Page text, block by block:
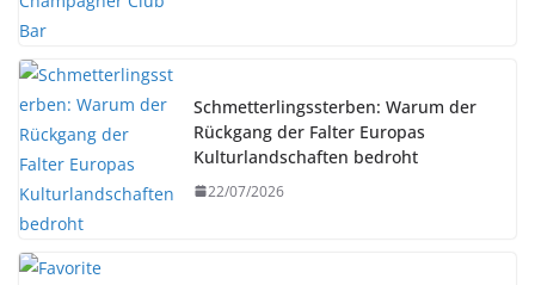
Schmetterlingssterben: Warum der
Rückgang der Falter Europas
Kulturlandschaften bedroht
22/07/2026